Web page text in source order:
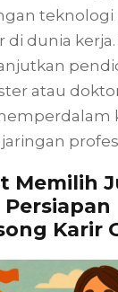
teknologi
di dunia
atau
Memilih
Persiapan
Karir